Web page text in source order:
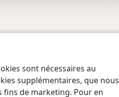
sont nécessaires au
supplémentaires, que nous
fins de marketing. Pour en